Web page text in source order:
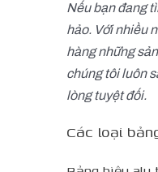
Nếu bạn đang
hảo. Với nhiều
hàng những
chúng tôi luôn
lòng tuyệt đối.
Các loại